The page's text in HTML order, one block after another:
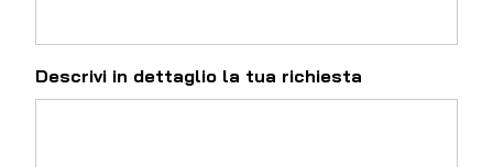
Descrivi in dettaglio la tua richiesta